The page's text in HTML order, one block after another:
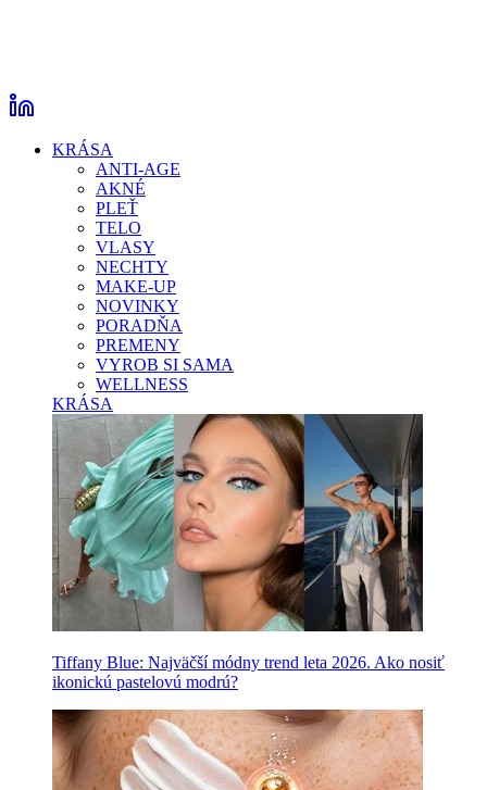
KRÁSA
ANTI-AGE
AKNÉ
PLEŤ
TELO
VLASY
NECHTY
MAKE-UP
NOVINKY
PORADŇA
PREMENY
VYROB SI SAMA
WELLNESS
KRÁSA
Tiffany Blue: Najväčší módny trend leta 2026. Ako nosiť
ikonickú pastelovú modrú?